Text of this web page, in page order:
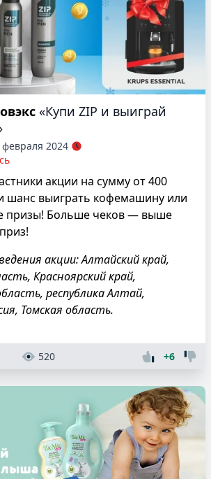
«Купи ZIP и выиграй
2024
акции на сумму от 400
шанс выиграть кофемашину или
призы! Больше чеков — выше
акции: Алтайский край,
Красноярский край,
республика Алтай,
Томская область.
520 +6